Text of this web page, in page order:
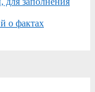
о фактах